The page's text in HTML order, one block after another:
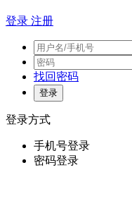
登录 注册
找回密码
登录方式
手机号登录
密码登录